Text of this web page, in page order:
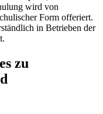
wird von
Form offeriert.
in Betrieben der
zu